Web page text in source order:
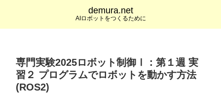
demura.net
AIロボットをつくるために
専門実験2025ロボット制御Ⅰ：第１週 実
習２ プログラムでロボットを動かす方法
(ROS2)